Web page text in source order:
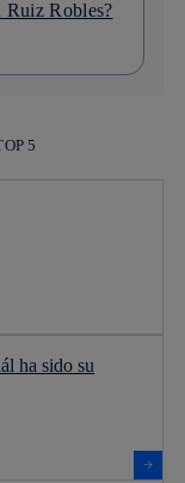
Ruiz Robles?
5
ha sido su